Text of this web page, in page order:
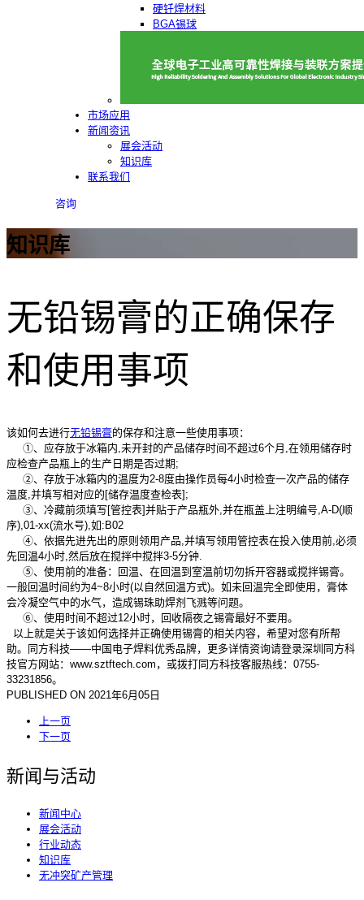
硬钎焊材料
BGA锡球
市场应用
新闻资讯
展会活动
知识库
联系我们
咨询
知识库
无铅锡膏的正确保存
和使用事项
该如何去进行无铅锡膏的保存和注意一些使用事项：
①、应存放于冰箱内,未开封的产品储存时间不超过6个月,在领用储存时
应检查产品瓶上的生产日期是否过期;
②、存放于冰箱内的温度为2-8度由操作员每4小时检查一次产品的储存
温度,并填写相对应的[储存温度查检表];
③、冷藏前须填写[管控表]并贴于产品瓶外,并在瓶盖上注明编号,A-D(顺
序),01-xx(流水号),如:B02
④、依据先进先出的原则领用产品,并填写领用管控表在投入使用前,必须
先回温4小时,然后放在搅拌中搅拌3-5分钟.
⑤、使用前的准备：回温、在回温到室温前切勿拆开容器或搅拌锡膏。
一般回温时间约为4~8小时(以自然回温方式)。如未回温完全即使用，膏体
会冷凝空气中的水气，造成锡珠助焊剂飞溅等问题。
⑥、使用时间不超过12小时，回收隔夜之锡膏最好不要用。
以上就是关于该如何选择并正确使用锡膏的相关内容，希望对您有所帮
助。同方科技——中国电子焊料优秀品牌，更多详情资询请登录深圳同方科
技官方网站：www.sztftech.com，或拨打同方科技客服热线：0755-
33231856。
PUBLISHED ON 2021年6月05日
上一页
下一页
新闻与活动
新闻中心
展会活动
行业动态
知识库
无冲突矿产管理